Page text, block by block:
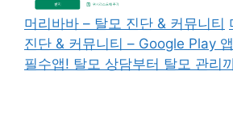
머리바바 – 탈모 진단 & 커뮤니티
진단 & 커뮤니티 – Google Play
필수앱! 탈모 상담부터 탈모 관리